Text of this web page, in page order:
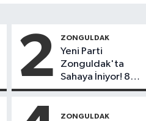
2 ZONGULDAK
Yeni Parti
Zonguldak'ta
Sahaya İniyor! 8
İlçede Kurucu
Başladı
ZONGULDAK